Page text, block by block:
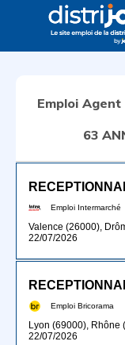
Emploi
63
Emploi Intermarché
Valence (26000),
22/07/2026
Emploi Bricorama
Lyon (69000), Rhône
22/07/2026